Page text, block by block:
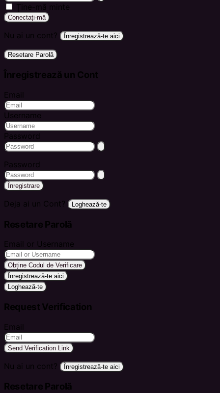
Ține-mă minte
Conectați-mă
Nu ai un cont? Înregistrează-te aici
Resetare Parolă
Înregistrează un Cont
Email
Username
Password
Password
Înregistrare
Deja ai un Cont? Loghează-te
Resetare Parolă
Email or Username
Obține Codul de Verificare
Înregistrează-te aici
Loghează-te
Request Verification
Email
Send Verification Link
Nu ai un cont? Înregistrează-te aici
Resetare Parolă